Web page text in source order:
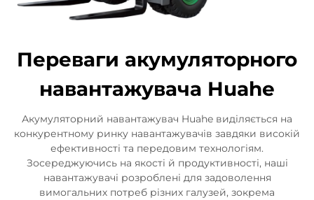
Переваги акумуляторного
навантажувача Huahe
Акумуляторний навантажувач Huahe виділяється на
конкурентному ринку навантажувачів завдяки високій
ефективності та передовим технологіям.
Зосереджуючись на якості й продуктивності, наші
навантажувачі розроблені для задоволення
вимогальних потреб різних галузей, зокрема